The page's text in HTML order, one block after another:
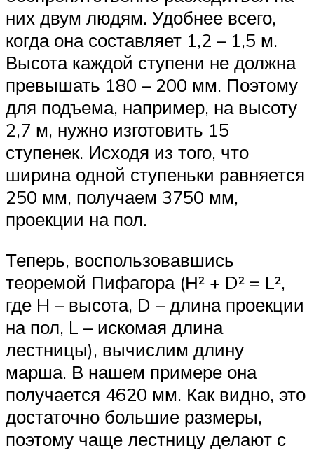
них двум людям. Удобнее всего,
когда она составляет 1,2 – 1,5 м.
Высота каждой ступени не должна
превышать 180 – 200 мм. Поэтому
для подъема, например, на высоту
2,7 м, нужно изготовить 15
ступенек. Исходя из того, что
ширина одной ступеньки равняется
250 мм, получаем 3750 мм,
проекции на пол.
Теперь, воспользовавшись
теоремой Пифагора (Н² + D² = L²,
где H – высота, D – длина проекции
на пол, L – искомая длина
лестницы), вычислим длину
марша. В нашем примере она
получается 4620 мм. Как видно, это
достаточно большие размеры,
поэтому чаще лестницу делают с